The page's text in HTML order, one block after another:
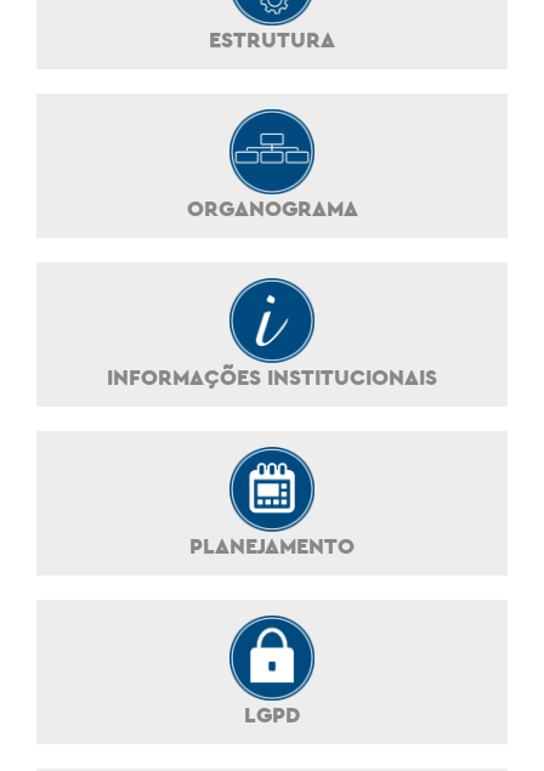
ESTRUTURA
ORGANOGRAMA
INFORMAÇÕES INSTITUCIONAIS
PLANEJAMENTO
LGPD